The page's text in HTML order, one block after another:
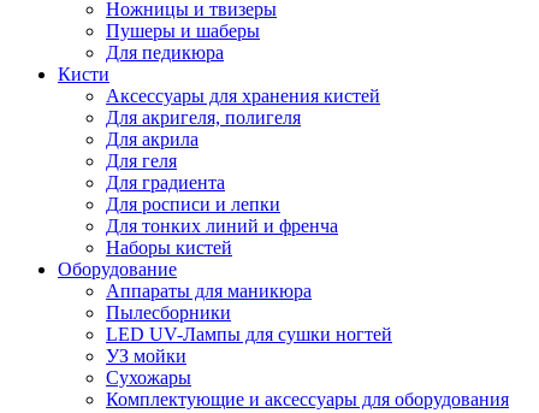
Ножницы и твизеры
Пушеры и шаберы
Для педикюра
Кисти
Аксессуары для хранения кистей
Для акригеля, полигеля
Для акрила
Для геля
Для градиента
Для росписи и лепки
Для тонких линий и френча
Наборы кистей
Оборудование
Аппараты для маникюра
Пылесборники
LED UV-Лампы для сушки ногтей
УЗ мойки
Сухожары
Комплектующие и аксессуары для оборудования